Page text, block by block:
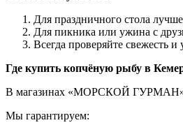
Для праздничного стола
Для пикника или ужина с
Всегда проверяйте
Где купить копчёную рыбу в
В магазинах «МОРСКОЙ ГУРМАН» в
Мы гарантируем: